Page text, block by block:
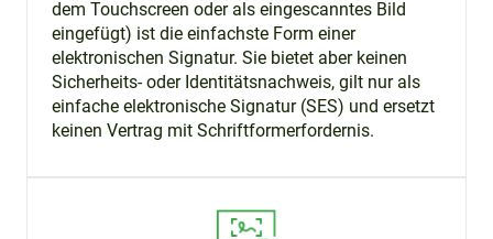
dem Touchscreen oder als eingescanntes Bild
eingefügt) ist die einfachste Form einer
elektronischen Signatur. Sie bietet aber keinen
Sicherheits- oder Identitätsnachweis, gilt nur als
einfache elektronische Signatur (SES) und ersetzt
keinen Vertrag mit Schriftformerfordernis.